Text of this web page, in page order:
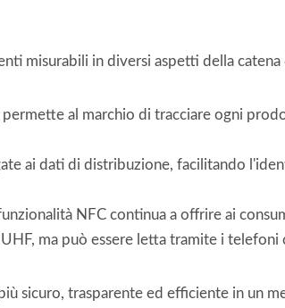
misurabili in diversi aspetti della
permette al marchio di tracciare ogni
ai dati di distribuzione, facilitando
NFC continua a offrire ai
ma può essere letta tramite i telefoni
sicuro, trasparente ed efficiente in un